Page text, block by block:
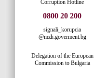
Corruption Hotline
0800 20 200
signali_korupcia
@mzh.goverment.bg
Delegation of the European
Commission to Bulgaria